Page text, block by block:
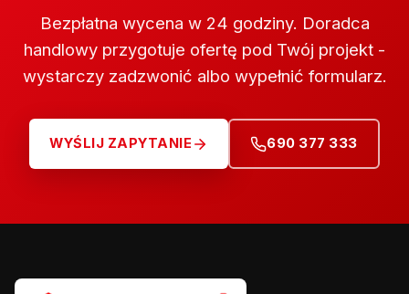
Bezpłatna wycena w 24 godziny. Doradca
handlowy przygotuje ofertę pod Twój projekt -
wystarczy zadzwonić albo wypełnić formularz.
WYŚLIJ ZAPYTANIE 690 377 333